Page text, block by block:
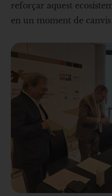
reforçar aquest
en un moment de